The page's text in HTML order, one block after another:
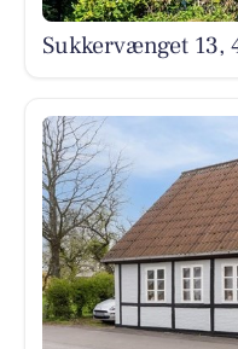
Sukkervænget 13,